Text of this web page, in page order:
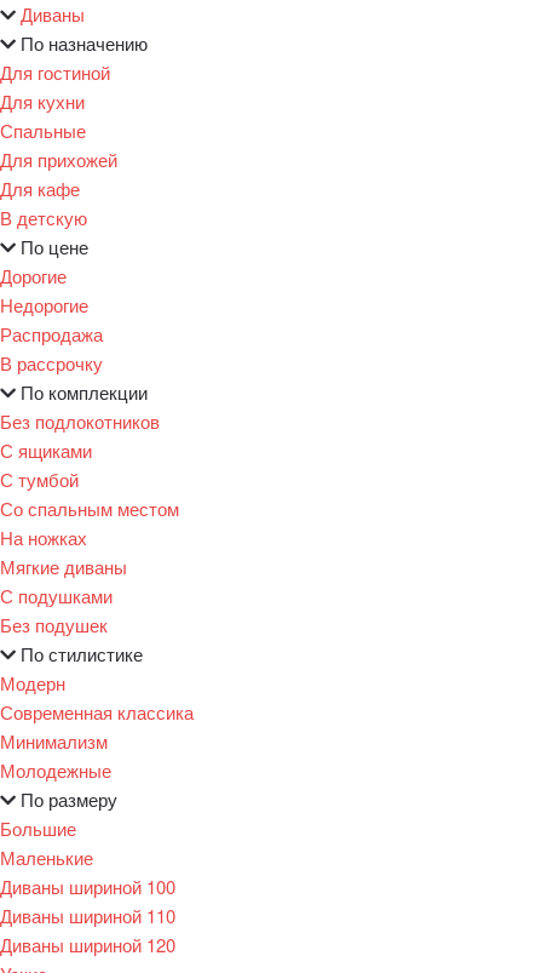
Диваны
По назначению
Для гостиной
Для кухни
Спальные
Для прихожей
Для кафе
В детскую
По цене
Дорогие
Недорогие
Распродажа
В рассрочку
По комплекции
Без подлокотников
С ящиками
С тумбой
Со спальным местом
На ножках
Мягкие диваны
С подушками
Без подушек
По стилистике
Модерн
Современная классика
Минимализм
Молодежные
По размеру
Большие
Маленькие
Диваны шириной 100
Диваны шириной 110
Диваны шириной 120